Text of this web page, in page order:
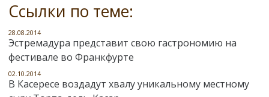
Ссылки по теме:
28.08.2014
Эстремадура представит свою гастрономию на
фестивале во Франкфурте
02.10.2014
В Касересе воздадут хвалу уникальному местному